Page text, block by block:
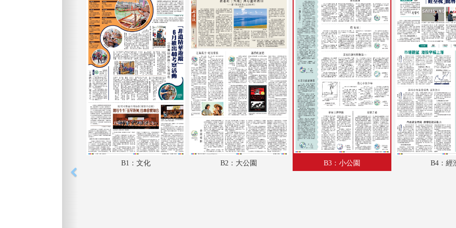
A18：體育
A19：國際
A20：國際
B1：文化
B2：大公園
B3：小公園
B4：經濟
B1：文化 B2：大公園 B3：小公園 B4：經